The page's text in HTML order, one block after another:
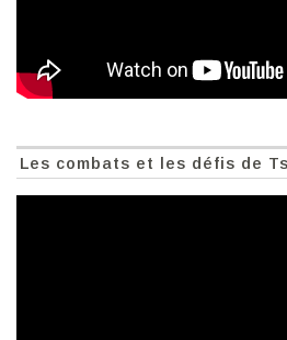
Les combats et les défis de